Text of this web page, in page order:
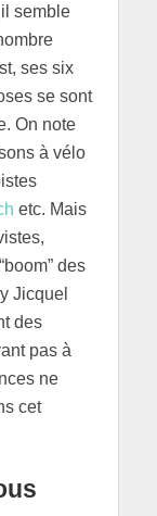
semble
ses six
se sont
On note
à vélo
etc. Mais
des
Jicquel
des
pas à
ne
cet